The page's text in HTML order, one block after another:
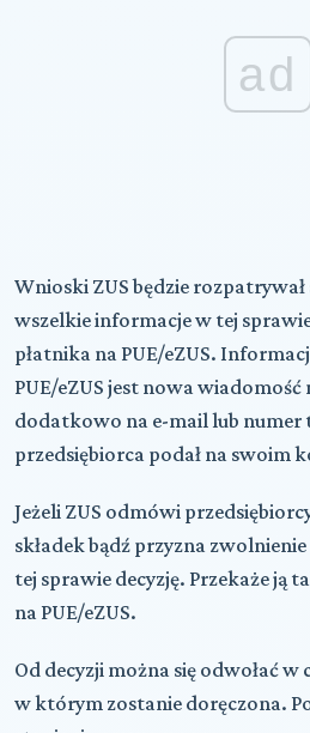
ad
Wnioski ZUS będzie
wszelkie informacje w tej
płatnika na PUE/eZUS.
PUE/eZUS jest nowa
dodatkowo na e-mail lub
przedsiębiorca podał na swoim
Jeżeli ZUS odmówi
składek bądź przyzna
tej sprawie decyzję. Przekaże ją
na PUE/eZUS.
Od decyzji można się odwołać w
w którym zostanie doręczona.